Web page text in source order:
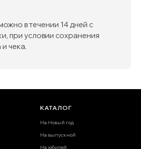
в течении 14 дней с
при условии сохранения
чека.
КАТАЛОГ
На Новый год
На выпускной
На юбилей